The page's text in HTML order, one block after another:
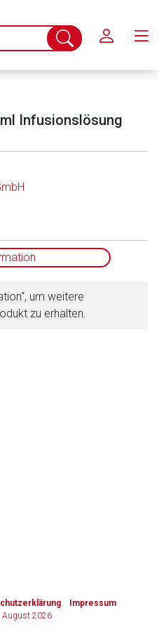
Suche
abschicken
Infusionslösung
um weitere
zu erhalten.
Impressum
August 2026
öffnet eine externe Web-
Web-Seite ist deren